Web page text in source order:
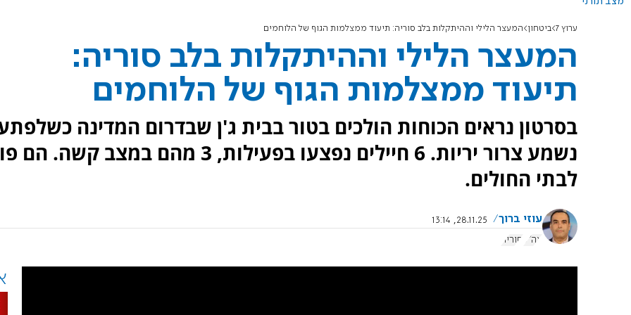
ערוץ 7 ביטחון ‏המעצר הלילי וההיתקלות בלב סוריה: תיעוד ממצלמות הגוף של הלוחמים
‏המעצר הלילי וההיתקלות בלב סוריה:
תיעוד ממצלמות הגוף של הלוחמים
בסרטון נראים הכוחות הולכים בטור בבית ג'ן שבדרום המדינה
נשמע צרור יריות. 6 חיילים נפצעו בפעילות, 3 מהם במצב קשה.
לבתי החולים.
עוזי ברוך
28.11.25, 13:14
צה"ל
סוריה